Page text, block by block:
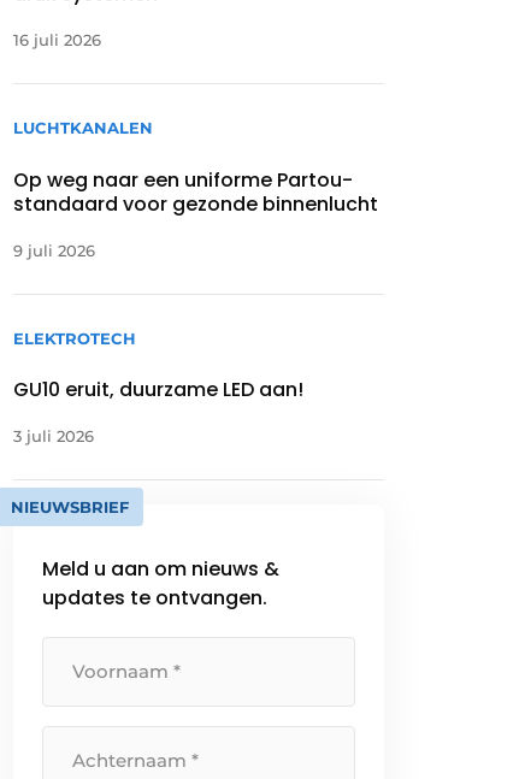
16 juli 2026
LUCHTKANALEN
Op weg naar een uniforme Partou-
standaard voor gezonde binnenlucht
9 juli 2026
ELEKTROTECH
GU10 eruit, duurzame LED aan!
3 juli 2026
NIEUWSBRIEF
Meld u aan om nieuws &
updates te ontvangen.